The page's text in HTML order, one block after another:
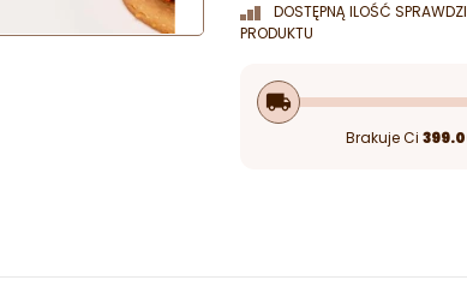
DOSTĘPNĄ ILOŚĆ
PRODUKTU
local_shipping
Brakuje Ci